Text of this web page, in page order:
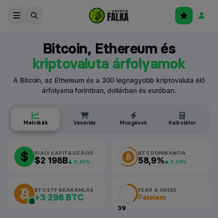
Bitcoin, Ethereum és
kriptovaluta árfolyamok
A Bitcoin, az Ethereum és a 300 legnagyobb kriptovaluta élő
árfolyama forintban, dollárban és euróban.
Metrikák Vásárlás Mozgások Kalkulátor
$ PIACI KAPITALIZÁCIÓ
$2 198B▲ 0,45%
BTC DOMINANCIA
58,9%▲ 0,08%
BTC ETF BEÁRAMLÁS
+3 298 BTC
39
FEAR & GREED
Félelem